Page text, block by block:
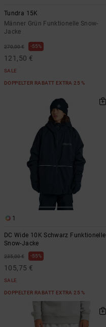
Tundra 15K
Männer Grün Funktionelle Snow-
Jacke
270,00 € 55%
121,50 €
SALE
DOPPELTER RABATT EXTRA 25 %
1
DC Wide 10K Schwarz Funktionelle
Snow-Jacke
235,00 € 55%
105,75 €
SALE
DOPPELTER RABATT EXTRA 25 %